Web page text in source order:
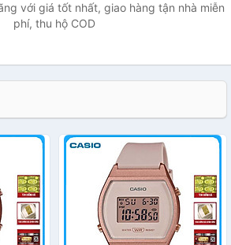
với giá tốt nhất, giao hàng tận nhà miễn
phí, thu hộ COD